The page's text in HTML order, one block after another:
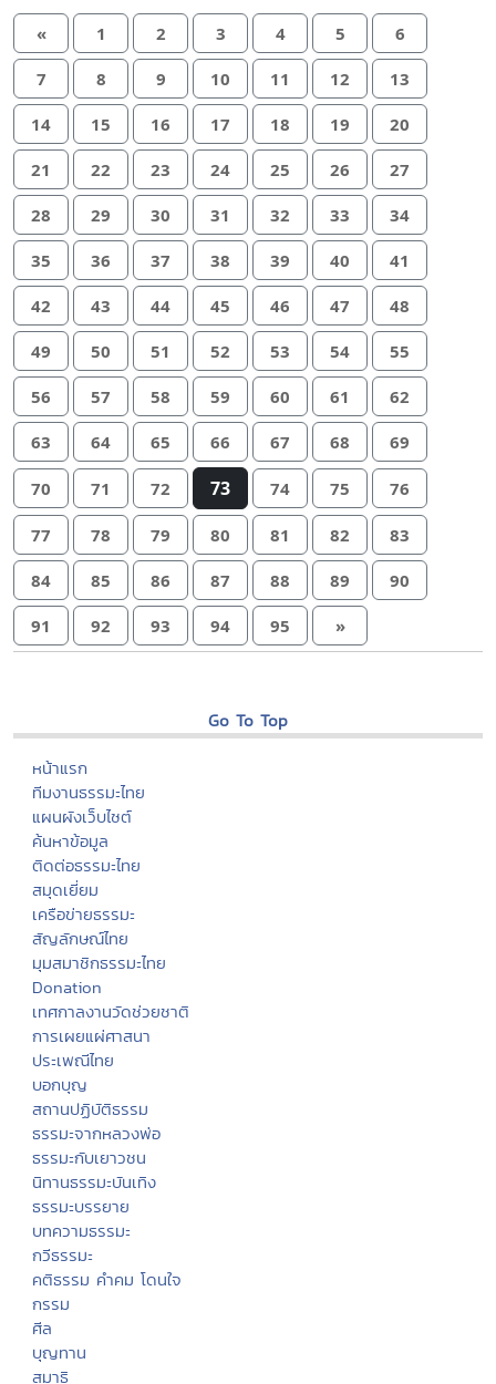
« 1 2 3 4 5 6
7 8 9 10 11 12 13
14 15 16 17 18 19 20
21 22 23 24 25 26 27
28 29 30 31 32 33 34
35 36 37 38 39 40 41
42 43 44 45 46 47 48
49 50 51 52 53 54 55
56 57 58 59 60 61 62
63 64 65 66 67 68 69
70 71 72 73 74 75 76
77 78 79 80 81 82 83
84 85 86 87 88 89 90
91 92 93 94 95 »
Go To Top
หน้าแรก
ทีมงานธรรมะไทย
แผนผังเว็บไซต์
ค้นหาข้อมูล
ติดต่อธรรมะไทย
สมุดเยี่ยม
เครือข่ายธรรมะ
สัญลักษณ์ไทย
มุมสมาชิกธรรมะไทย
Donation
เทศกาลงานวัดช่วยชาติ
การเผยแผ่ศาสนา
ประเพณีไทย
บอกบุญ
สถานปฏิบัติธรรม
ธรรมะจากหลวงพ่อ
ธรรมะกับเยาวชน
นิทานธรรมะบันเทิง
ธรรมะบรรยาย
บทความธรรมะ
กวีธรรมะ
คติธรรม คำคม โดนใจ
กรรม
ศีล
บุญทาน
สมาธิ